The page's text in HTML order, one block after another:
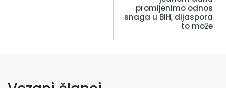
promijenimo odnos
snaga u BiH, dijaspora
to može